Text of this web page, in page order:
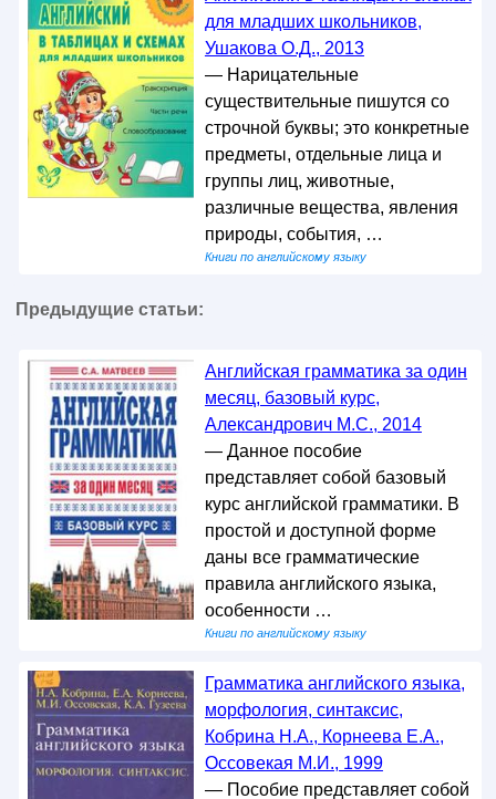
для младших школьников,
Ушакова О.Д., 2013
— Нарицательные
существительные пишутся со
строчной буквы; это конкретные
предметы, отдельные лица и
группы лиц, животные,
различные вещества, явления
природы, события, …
Книги по английскому языку
Предыдущие статьи:
Английская грамматика за один
месяц, базовый курс,
Александрович М.С., 2014
— Данное пособие
представляет собой базовый
курс английской грамматики. В
простой и доступной форме
даны все грамматические
правила английского языка,
особенности …
Книги по английскому языку
Грамматика английского языка,
морфология, синтаксис,
Кобрина Н.А., Корнеева Е.А.,
Оссовекая М.И., 1999
— Пособие представляет собой